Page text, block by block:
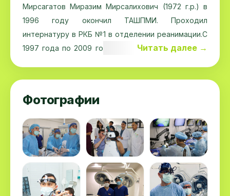
Мирсагатов Миразим Мирсалихович (1972 г.р.) в
1996 году окончил ТАШПМИ. Проходил
интернатуру в РКБ №1 в отделении реанимации.С
1997 года по 2009 год работал ординатором в 1
«SALUS-VITA» заведующим отделением
стационара и анестезиологом-реаниматологом. С
2012 года по 2015 год работал в « SHIFO-NUR
EXIMER» врачом-анестезиологом. За период
работы неоднократно повышал квалификацию в
ТашИУВ. В 2012 году прошел специализацию по
Внутренним болезням (терапия). В данный момент
Читать далее →
Фотографии